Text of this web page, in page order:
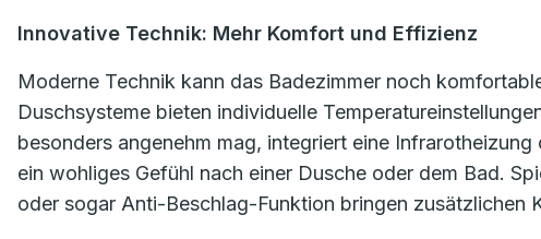
Innovative Technik: Mehr Komfort und Effizienz
Moderne Technik kann das Badezimmer noch
Duschsysteme bieten individuelle
besonders angenehm mag, integriert eine
ein wohliges Gefühl nach einer Dusche oder dem Bad.
oder sogar Anti-Beschlag-Funktion bringen zusätzlichen